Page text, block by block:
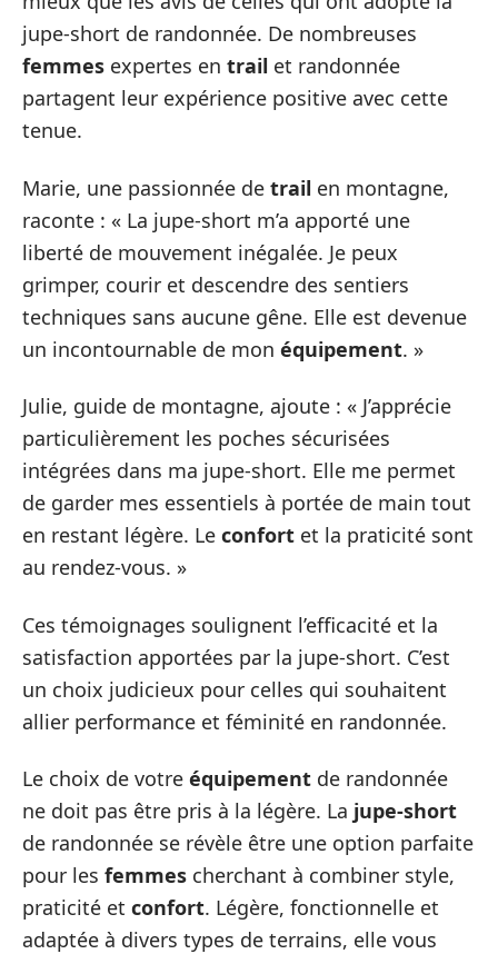
jupe-short de randonnée. De nombreuses
femmes expertes en trail et randonnée
partagent leur expérience positive avec cette
tenue.
Marie, une passionnée de trail en montagne,
raconte : « La jupe-short m’a apporté une
liberté de mouvement inégalée. Je peux
grimper, courir et descendre des sentiers
techniques sans aucune gêne. Elle est devenue
un incontournable de mon équipement. »
Julie, guide de montagne, ajoute : « J’apprécie
particulièrement les poches sécurisées
intégrées dans ma jupe-short. Elle me permet
de garder mes essentiels à portée de main tout
en restant légère. Le confort et la praticité sont
au rendez-vous. »
Ces témoignages soulignent l’efficacité et la
satisfaction apportées par la jupe-short. C’est
un choix judicieux pour celles qui souhaitent
allier performance et féminité en randonnée.
Le choix de votre équipement de randonnée
ne doit pas être pris à la légère. La jupe-short
de randonnée se révèle être une option parfaite
pour les femmes cherchant à combiner style,
praticité et confort. Légère, fonctionnelle et
adaptée à divers types de terrains, elle vous